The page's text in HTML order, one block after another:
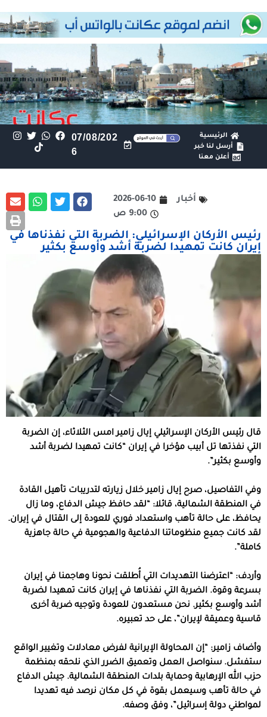
الرئيسية
أرسل لنا خبر
أعلن معنا
07/08/202
6
أخبار
2026-06-10
9:00 ص
‏رئيس الأركان الإسرائيلي: الضربة التي نفذناها في
إيران كانت تمهيدا لضربة أشد وأوسع بكثير
قال رئيس الأركان الإسرائيلي إيال زامير امس الثلاثاء، إن الضربة
التي نفذتها تل أبيب مؤخرا في إيران “كانت تمهيدا لضربة أشد
وأوسع بكثير”.
وفي التفاصيل، صرح إيال زامير خلال زيارته لتدريبات تأهيل القادة
في المنطقة الشمالية، قائلا: “لقد حافظ جيش الدفاع، وما زال
يحافظ، على حالة تأهب واستعداد فوري للعودة إلى القتال في إيران.
لقد كانت جميع منظوماتنا الدفاعية والهجومية في حالة جاهزية
كاملة”.
وأردف: “اعترضنا التهديدات التي أُطلقت نحونا وهاجمنا في إيران
بسرعة وقوة. الضربة التي نفذناها في إيران كانت تمهيدا لضربة
أشد وأوسع بكثير. نحن مستعدون للعودة وتوجيه ضربة أخرى
قاسية وعميقة لإيران”، على حد تعبيره.
‏وأضاف زامير: “إن المحاولة الإيرانية لفرض معادلات وتغيير الواقع
ستفشل. سنواصل العمل وتعميق الضرر الذي نلحقه بمنظمة
حزب الله الإرهابية وحماية بلدات المنطقة الشمالية. جيش الدفاع
في حالة تأهب وسيعمل بقوة في كل مكان نرصد فيه تهديدا
لمواطني دولة إسرائيل”، وفق وصفه.